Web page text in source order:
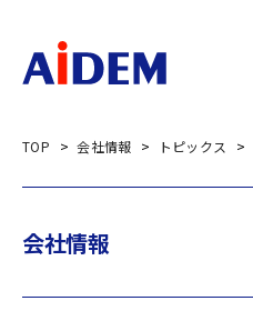
TOP 会社情報 トピックス
会社情報